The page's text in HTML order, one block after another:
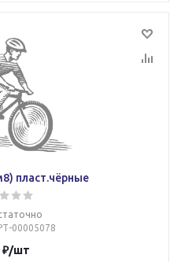
пласт.чёрные
00005078
₽/шт